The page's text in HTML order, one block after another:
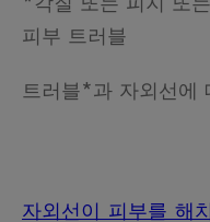
피부 트러블
트러블*과 자외선에
자외선이 피부를 해